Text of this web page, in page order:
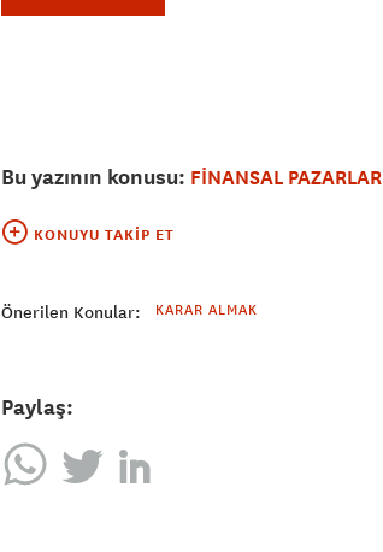
Bu yazının konusu: FİNANSAL PAZARLAR
KONUYU TAKIP ET
Önerilen Konular: KARAR ALMAK
Paylaş: